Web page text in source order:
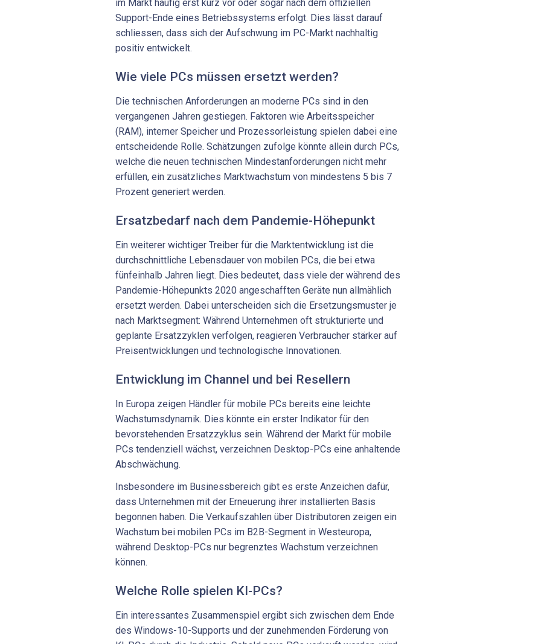
im Markt häufig erst kurz vor oder sogar nach dem offiziellen
Support-Ende eines Betriebssystems erfolgt. Dies lässt darauf
schliessen, dass sich der Aufschwung im PC-Markt nachhaltig
positiv entwickelt.
Wie viele PCs müssen ersetzt werden?
Die technischen Anforderungen an moderne PCs sind in den
vergangenen Jahren gestiegen. Faktoren wie Arbeitsspeicher
(RAM), interner Speicher und Prozessorleistung spielen dabei eine
entscheidende Rolle. Schätzungen zufolge könnte allein durch PCs,
welche die neuen technischen Mindestanforderungen nicht mehr
erfüllen, ein zusätzliches Marktwachstum von mindestens 5 bis 7
Prozent generiert werden.
Ersatzbedarf nach dem Pandemie-Höhepunkt
Ein weiterer wichtiger Treiber für die Marktentwicklung ist die
durchschnittliche Lebensdauer von mobilen PCs, die bei etwa
fünfeinhalb Jahren liegt. Dies bedeutet, dass viele der während des
Pandemie-Höhepunkts 2020 angeschafften Geräte nun allmählich
ersetzt werden. Dabei unterscheiden sich die Ersetzungsmuster je
nach Marktsegment: Während Unternehmen oft strukturierte und
geplante Ersatzzyklen verfolgen, reagieren Verbraucher stärker auf
Preisentwicklungen und technologische Innovationen.
Entwicklung im Channel und bei Resellern
In Europa zeigen Händler für mobile PCs bereits eine leichte
Wachstumsdynamik. Dies könnte ein erster Indikator für den
bevorstehenden Ersatzzyklus sein. Während der Markt für mobile
PCs tendenziell wächst, verzeichnen Desktop-PCs eine anhaltende
Abschwächung.
Insbesondere im Businessbereich gibt es erste Anzeichen dafür,
dass Unternehmen mit der Erneuerung ihrer installierten Basis
begonnen haben. Die Verkaufszahlen über Distributoren zeigen ein
Wachstum bei mobilen PCs im B2B-Segment in Westeuropa,
während Desktop-PCs nur begrenztes Wachstum verzeichnen
können.
Welche Rolle spielen KI-PCs?
Ein interessantes Zusammenspiel ergibt sich zwischen dem Ende
des Windows-10-Supports und der zunehmenden Förderung von